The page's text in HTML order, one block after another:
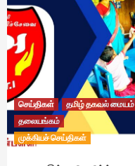
செய்திகள்
தமிழ் தகவல் மையம்
தலையங்கம்
முக்கியச் செய்திகள்